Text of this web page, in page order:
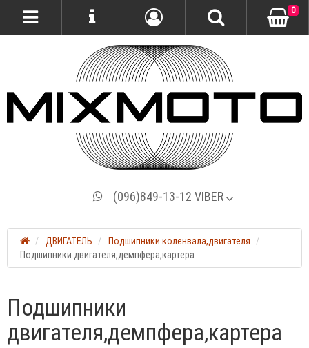
(096)849-13-12 VIBER
0
ДВИГАТЕЛЬ
Подшипники коленвала,двигателя
Подшипники двигателя,демпфера,картера
Подшипники
двигателя,демпфера,картера